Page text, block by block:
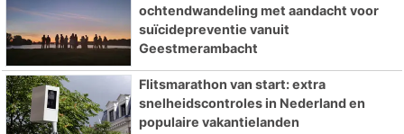
ochtendwandeling met aandacht voor
suïcidepreventie vanuit
Geestmerambacht
Flitsmarathon van start: extra
snelheidscontroles in Nederland en
populaire vakantielanden